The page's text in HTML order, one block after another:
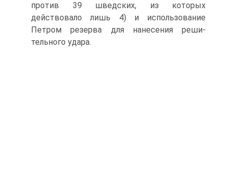
против 39 шведских, из которых
действовало лишь 4) и использование
Петром резерва для нанесения реши­
тельного удара.